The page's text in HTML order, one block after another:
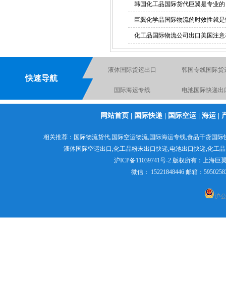
食品出口国际货运
韩国化工品国际货代巨翼是专业的
巨翼化学品国际物流的时效性就
化工品国际物流公司出口美国注
快速导航
液体国际货运出口 韩国专线国际货
电池空运出口货运出口快 粉末国际货运出
食品出口国际货运 日本专线国际空
网站首页 国际快递 国际空运 海运
相关推荐： 国际物流货代,国际空运物流,国际海运专线,食品干货国际
液体国际空运出口,化工品粉末出口快递,电池出口快递,化工
沪ICP备11039741号-2 版权所有： 上海巨
微信： 15221848446 邮箱：
沪